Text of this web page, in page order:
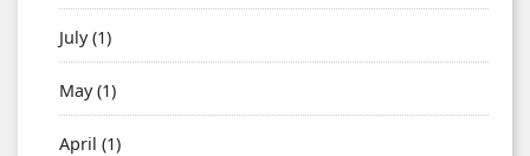
July(1)
May(1)
April (1)